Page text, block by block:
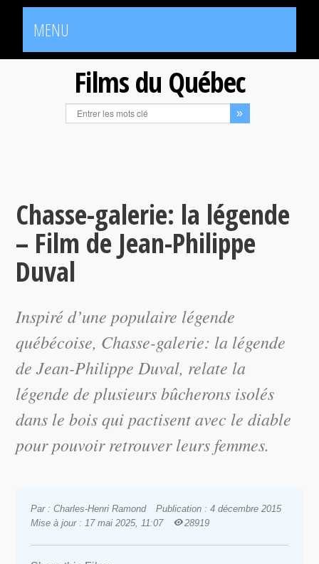
MENU
Films du Québec
Chasse-galerie: la légende
– Film de Jean-Philippe
Duval
Inspiré d’une populaire légende
québécoise, Chasse-galerie: la légende
de Jean-Philippe Duval, relate la
légende de plusieurs bûcherons isolés
dans le bois qui pactisent avec le diable
pour pouvoir retrouver leurs femmes.
Par : Charles-Henri Ramond
Publication : 4 décembre 2015
Mise à jour : 17 mai 2025, 11:07
28919